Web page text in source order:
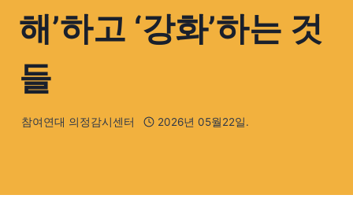
해’하고 ‘강화’하는 것
들
참여연대 의정감시센터 2026년 05월22일.